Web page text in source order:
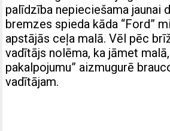
palīdzība nepieciešama jaunai
bremzes spieda kāda “Ford”
apstājās ceļa malā. Vēl pēc
vadītājs nolēma, ka jāmet
pakalpojumu” aizmugurē
vadītājam.